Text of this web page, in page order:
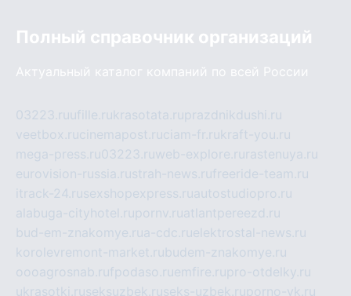
Полный справочник организаций
Актуальный каталог компаний по всей России
03223.ruufille.rukrasotata.ruprazdnikdushi.ru
veetbox.rucinemapost.ruciam-fr.rukraft-you.ru
mega-press.ru03223.ruweb-explore.ru rastenuya.ru
eurovision-russia.rustrah-news.rufreeride-team.ru
itrack-24.rusexshopexpress.ruautostudiopro.ru
alabuga-cityhotel.rupornv.ruatlantpereezd.ru
bud-em-znakomye.rua-cdc.ruelektrostal-news.ru
korolevremont-market.rubudem-znakomye.ru
oooagrosnab.rufpodaso.ruemfire.rupro-otdelky.ru
ukrasotki.ruseksuzbek.ruseks-uzbek.ruporno-vk.ru